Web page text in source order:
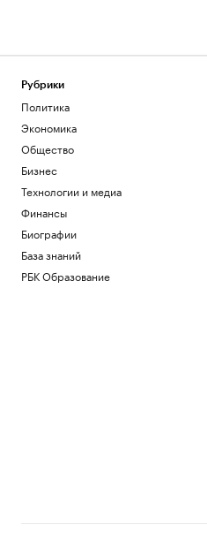
Рубрики
Политика
Экономика
Общество
Бизнес
Технологии и медиа
Финансы
Биографии
База знаний
РБК Образование